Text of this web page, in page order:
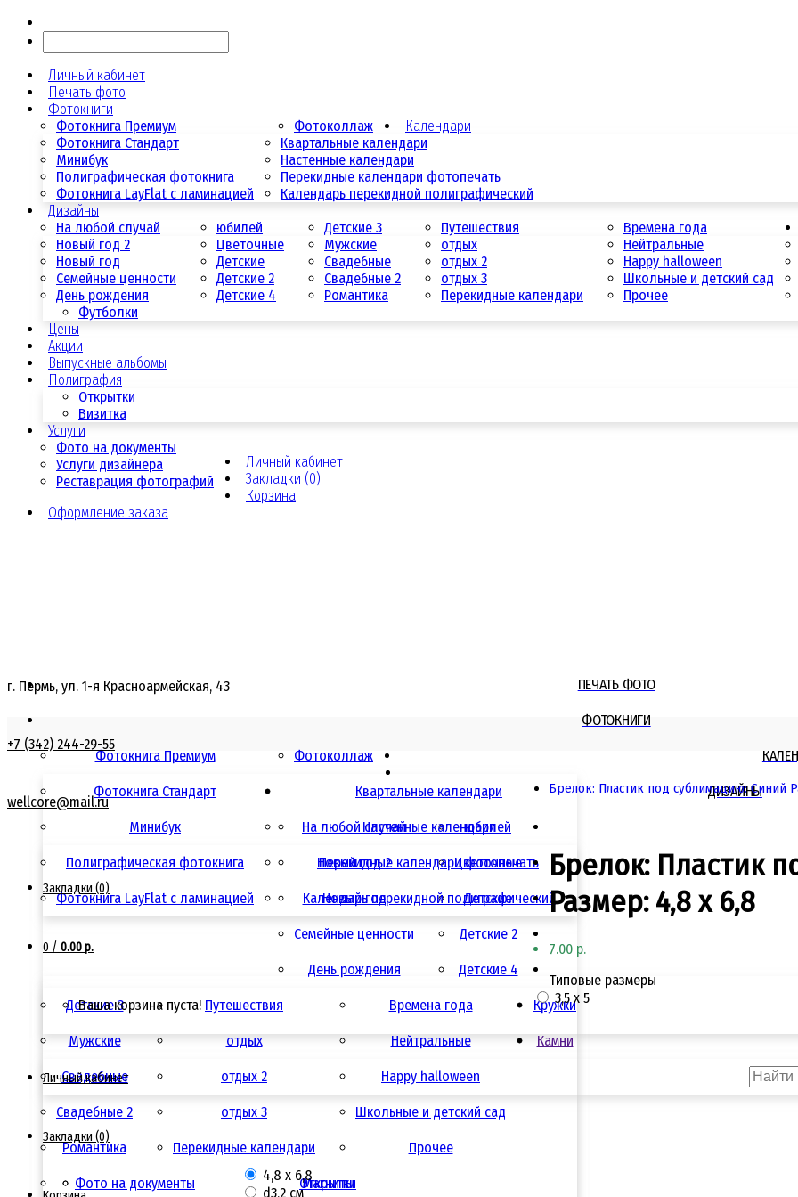
Личный кабинет
Печать фото
Фотокниги
Фотокнига Премиум
Фотокнига Стандарт
Минибук
Полиграфическая фотокнига
Фотокнига LayFlat с ламинацией
Фотоколлаж
Календари
Квартальные календари
Настенные календари
Перекидные календари фотопечать
Календарь перекидной полиграфический
Дизайны
На любой случай
Новый год 2
Новый год
Семейные ценности
День рождения
юбилей
Цветочные
Детские
Детские 2
Детские 4
Детские 3
Мужские
Свадебные
Свадебные 2
Романтика
Путешествия
отдых
отдых 2
отдых 3
Перекидные календари
Времена года
Нейтральные
Happy halloween
Школьные и детский сад
Прочее
Футболки
Цены
Акции
Выпускные альбомы
Полиграфия
Открытки
Визитка
Услуги
Фото на документы
Услуги дизайнера
Реставрация фотографий
Личный кабинет
Закладки (0)
Корзина
Оформление заказа
г. Пермь, ул. 1-я Красноармейская, 43
+7 (342) 244-29-55
wellcore@mail.ru
Закладки (0)
0 / 0.00 р.
Ваша корзина пуста!
Личный кабинет
Закладки (0)
ПЕЧАТЬ ФОТО
ФОТОКНИГИ
Фотокнига Премиум
Фотокнига Стандарт
Минибук
Полиграфическая фотокнига
Фотокнига LayFlat с ламинацией
Фотоколлаж
Квартальные календари
Настенные календари
Перекидные календари фотопечать
Календарь перекидной полиграфический
ДИЗАЙНЫ
На любой случай
Новый год 2
Новый год
Семейные ценности
День рождения
юбилей
Цветочные
Детские
Детские 2
Детские 4
Детские 3
Мужские
Свадебные
Свадебные 2
Романтика
Путешествия
отдых
отдых 2
отдых 3
Перекидные календари
Времена года
Нейтральные
Happy halloween
Школьные и детский сад
Прочее
Кружки
Камни
Магниты
Открытки
Фото на документы
Брелок: Пластик под сублимацию: Синий
Брелок: Пластик
Размер: 4,8 х 6,8
7.00 р.
Типовые размеры
3,5 х 5
4,8 х 6,8
d3,2 см